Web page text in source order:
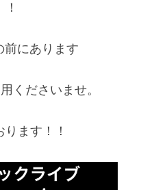
前にあります
くださいませ。
ます！！